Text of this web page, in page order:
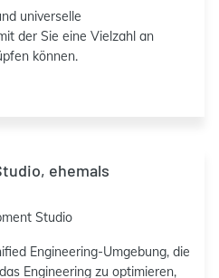
universelle
der Sie eine Vielzahl an
können.
ehemals
Studio
Engineering-Umgebung, die
Engineering zu optimieren,